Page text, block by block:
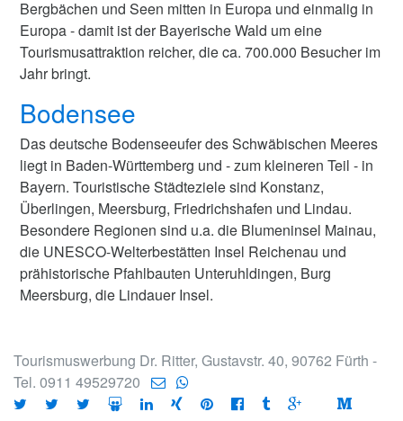
Bergbächen und Seen mitten in Europa und einmalig in
Europa - damit ist der Bayerische Wald um eine
Tourismusattraktion reicher, die ca. 700.000 Besucher im
Jahr bringt.
Bodensee
Das deutsche Bodenseeufer des Schwäbischen Meeres
liegt in Baden-Württemberg und - zum kleineren Teil - in
Bayern. Touristische Städteziele sind Konstanz,
Überlingen, Meersburg, Friedrichshafen und Lindau.
Besondere Regionen sind u.a. die Blumeninsel Mainau,
die UNESCO-Welterbestätten Insel Reichenau und
prähistorische Pfahlbauten Unteruhldingen, Burg
Meersburg, die Lindauer Insel.
Tourismuswerbung Dr. Ritter, Gustavstr. 40, 90762 Fürth -
Tel. 0911 49529720